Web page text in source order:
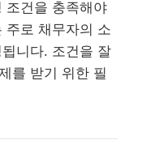
조건을 충족해야
주로 채무자의 소
니다. 조건을 잘
를 받기 위한 필